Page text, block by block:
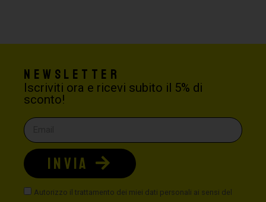
Newsletter
Iscriviti ora e ricevi subito il 5% di
sconto!
Autorizzo il trattamento dei miei dati personali ai sensi del
INVIA